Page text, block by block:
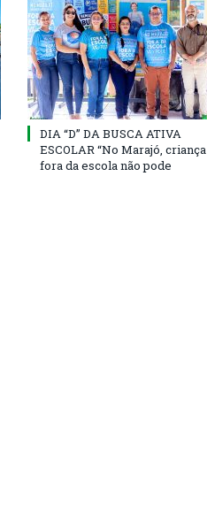
DIA “D” DA BUSCA ATIVA
ESCOLAR “No Marajó, criança
fora da escola não pode